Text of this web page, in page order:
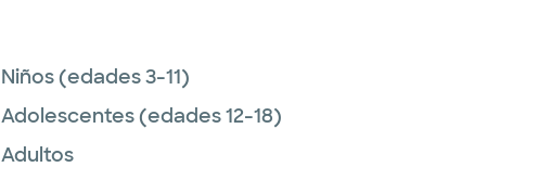
Niños (edades 3-11)
Adolescentes (edades 12-18)
Adultos